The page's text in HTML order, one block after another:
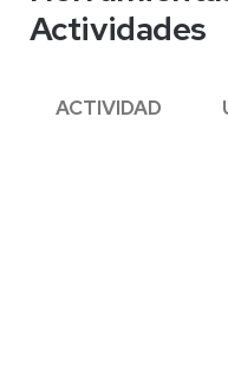
Actividades
ACTIVIDAD